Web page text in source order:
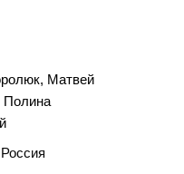
Матвей
Полина